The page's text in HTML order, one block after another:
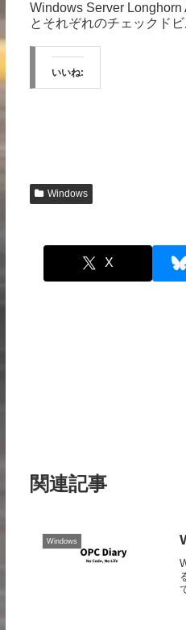
Windows Server
とそれぞれのチェックドビ
いいね:
Windows
X
関連記事
Windows